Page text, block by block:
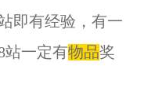
有经验，有一
站一定有物品奖